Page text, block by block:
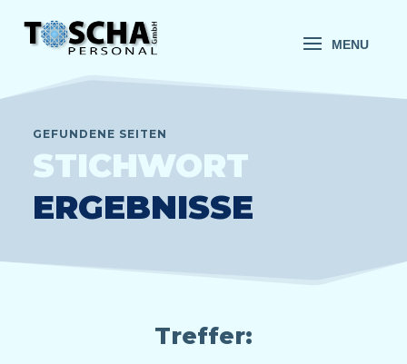
GEFUNDENE SEITEN
STICHWORT
ERGEBNISSE
Treffer: